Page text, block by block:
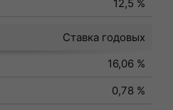
12,5 %
Ставка годовых
16,06 %
0,78 %